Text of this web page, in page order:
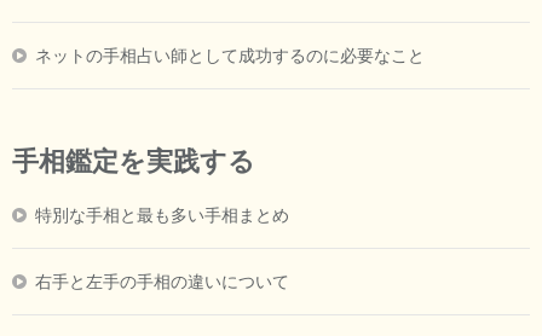
ネットの手相占い師として成功するのに必要なこと
手相鑑定を実践する
特別な手相と最も多い手相まとめ
右手と左手の手相の違いについて